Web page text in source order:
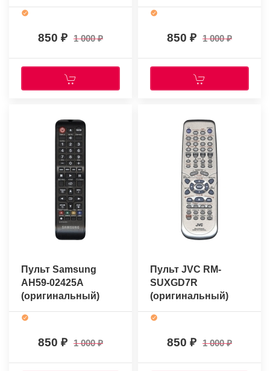
850 1 000 850 1 000
Пульт Samsung
AH59-02425A
(оригинальный)
850 1 000
Пульт JVC RM-
SUXGD7R
(оригинальный)
850 1 000